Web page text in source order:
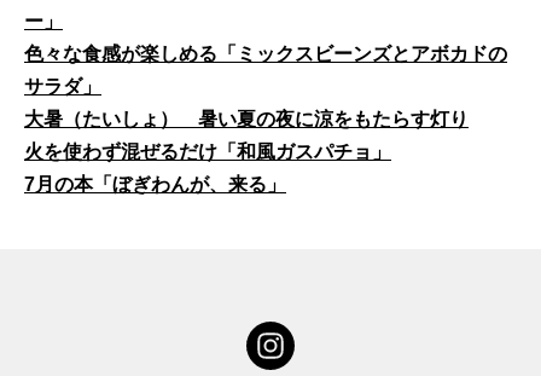
ー」
色々な食感が楽しめる「ミックスビーンズとアボカドの
サラダ」
大暑（たいしょ） 暑い夏の夜に涼をもたらす灯り
火を使わず混ぜるだけ「和風ガスパチョ」
7月の本「ぼぎわんが、来る」